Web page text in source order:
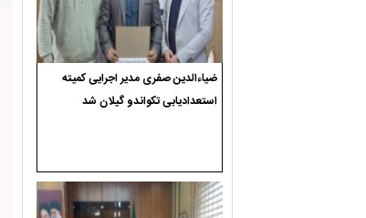
ضیاءالدین صفری مدیر اجرایی کمیته
استعدادیابی تکواندو گیلان شد